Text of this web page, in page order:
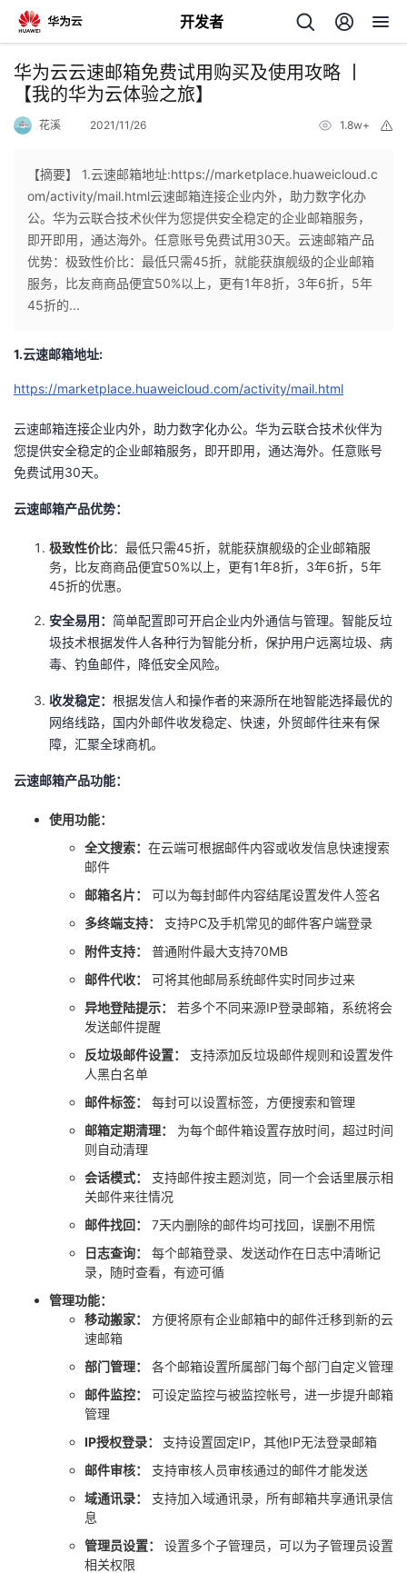
开发者
返
回
个
人
主
页
我
的
开
发
者
我
客
论
的
子
我
直
的
动
我
关
我
的
开
发
者
我
课
的
证
我
实
的
我
的
Programs
我
的
支
的
术
持
我
云
建
华为云云速邮箱免费试用购买及使用攻略 丨
【我的华为云体验之旅】
花溪 2021/11/26 1.8w+
【摘要】 1.云速邮箱地址:https://marketplace.huaweicloud.c
om/activity/mail.html云速邮箱连接企业内外，助力数字化办
公。华为云联合技术伙伴为您提供安全稳定的企业邮箱服务，
即开即用，通达海外。任意账号免费试用30天。云速邮箱产品
优势：极致性价比：最低只需45折，就能获旗舰级的企业邮箱
服务，比友商商品便宜50%以上，更有1年8折，3年6折，5年
45折的...
1.云速邮箱地址:
https://marketplace.huaweicloud.com/activity/mail.html
云速邮箱连接企业内外，助力数字化办公。华为云联合技术伙伴为
您提供安全稳定的企业邮箱服务，即开即用，通达海外。任意账号
免费试用30天。
云速邮箱产品优势：
极致性价比：最低只需45折，就能获旗舰级的企业邮箱服
务，比友商商品便宜50%以上，更有1年8折，3年6折，5年
45折的优惠。
安全易用： 简单配置即可开启企业内外通信与管理。智能反垃
圾技术根据发件人各种行为智能分析，保护用户远离垃圾、病
毒、钓鱼邮件，降低安全风险。
收发稳定： 根据发信人和操作者的来源所在地智能选择最优的
网络线路，国内外邮件收发稳定、快速，外贸邮件往来有保
障，汇聚全球商机。
云速邮箱产品功能：
使用功能：
全文搜索： 在云端可根据邮件内容或收发信息快速搜索
邮件
邮箱名片：
可以为每封邮件内容结尾设置发件人签名
多终端支持：
支持PC及手机常见的邮件客户端登录
附件支持：
普通附件最大支持70MB
邮件代收：
可将其他邮局系统邮件实时同步过来
异地登陆提示：
若多个不同来源IP登录邮箱，系统将会
发送邮件提醒
反垃圾邮件设置：
支持添加反垃圾邮件规则和设置发件
人黑白名单
邮件标签：
每封可以设置标签，方便搜索和管理
邮箱定期清理：
为每个邮件箱设置存放时间，超过时间
则自动清理
会话模式：
支持邮件按主题浏览，同一个会话里展示相
关邮件来往情况
邮件找回：
7天内删除的邮件均可找回，误删不用慌
日志查询：
每个邮箱登录、发送动作在日志中清晰记
录，随时查看，有迹可循
管理功能：
移动搬家：
方便将原有企业邮箱中的邮件迁移到新的云
速邮箱
部门管理：
各个邮箱设置所属部门每个部门自定义管理
邮件监控：
可设定监控与被监控帐号，进一步提升邮箱
管理
IP授权登录： 支持设置固定IP，其他IP无法登录邮箱
邮件审核：
支持审核人员审核通过的邮件才能发送
域通讯录：
支持加入域通讯录，所有邮箱共享通讯录信
息
管理员设置：
设置多个子管理员，可以为子管理员设置
相关权限